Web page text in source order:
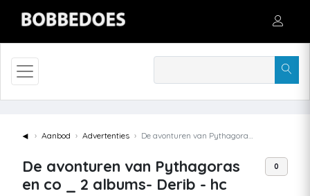
◄ Aanbod Advertenties De avonturen van Pythagoras en co _ 2 albums- Derib - hc
De avonturen van Pythagoras
en co _ 2 albums- Derib - hc
0